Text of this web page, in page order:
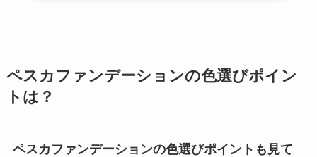
ペスカファンデーションの色選びポイン
トは？
ペスカファンデーションの色選びポイントも見て